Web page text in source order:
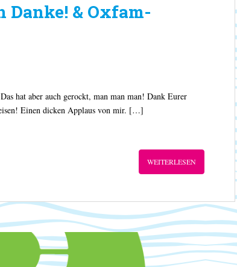
Danke! & Oxfam-
hat aber auch gerockt, man man man! Dank Eurer
Einen dicken Applaus von mir. […]
WEITERLESEN